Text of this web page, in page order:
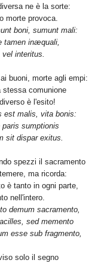
ne è la sorte:
morte provoca.
boni, sumunt mali:
tamen inæquali,
interitus.
buoni, morte agli empi:
stessa comunione
è l'esito!
est malis, vita bonis:
paris sumptionis
sit dispar exitus.
spezzi il sacramento
ma ricorda:
è tanto in ogni parte,
nell'intero.
demum sacramento,
sed memento
esse sub fragmento,
solo il segno